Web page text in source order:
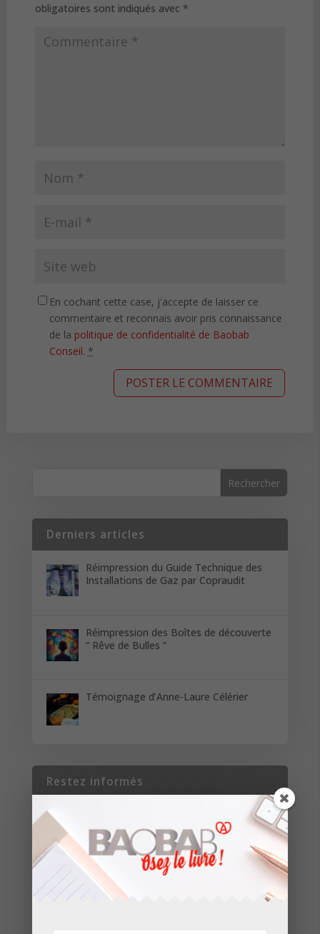
obligatoires sont indiqués avec *
En cochant cette case, j'accepte de laisser ce
commentaire et reconnais avoir pris connaissance
de la politique de confidentialité de Baobab
Conseil. *
Derniers articles
Réimpression du Guide Technique des
Installations de Gaz par Copraudit
Réimpression des Boîtes de découverte
” Rêve de Bulles “
Témoignage d’Anne-Laure Célérier
Restez informés